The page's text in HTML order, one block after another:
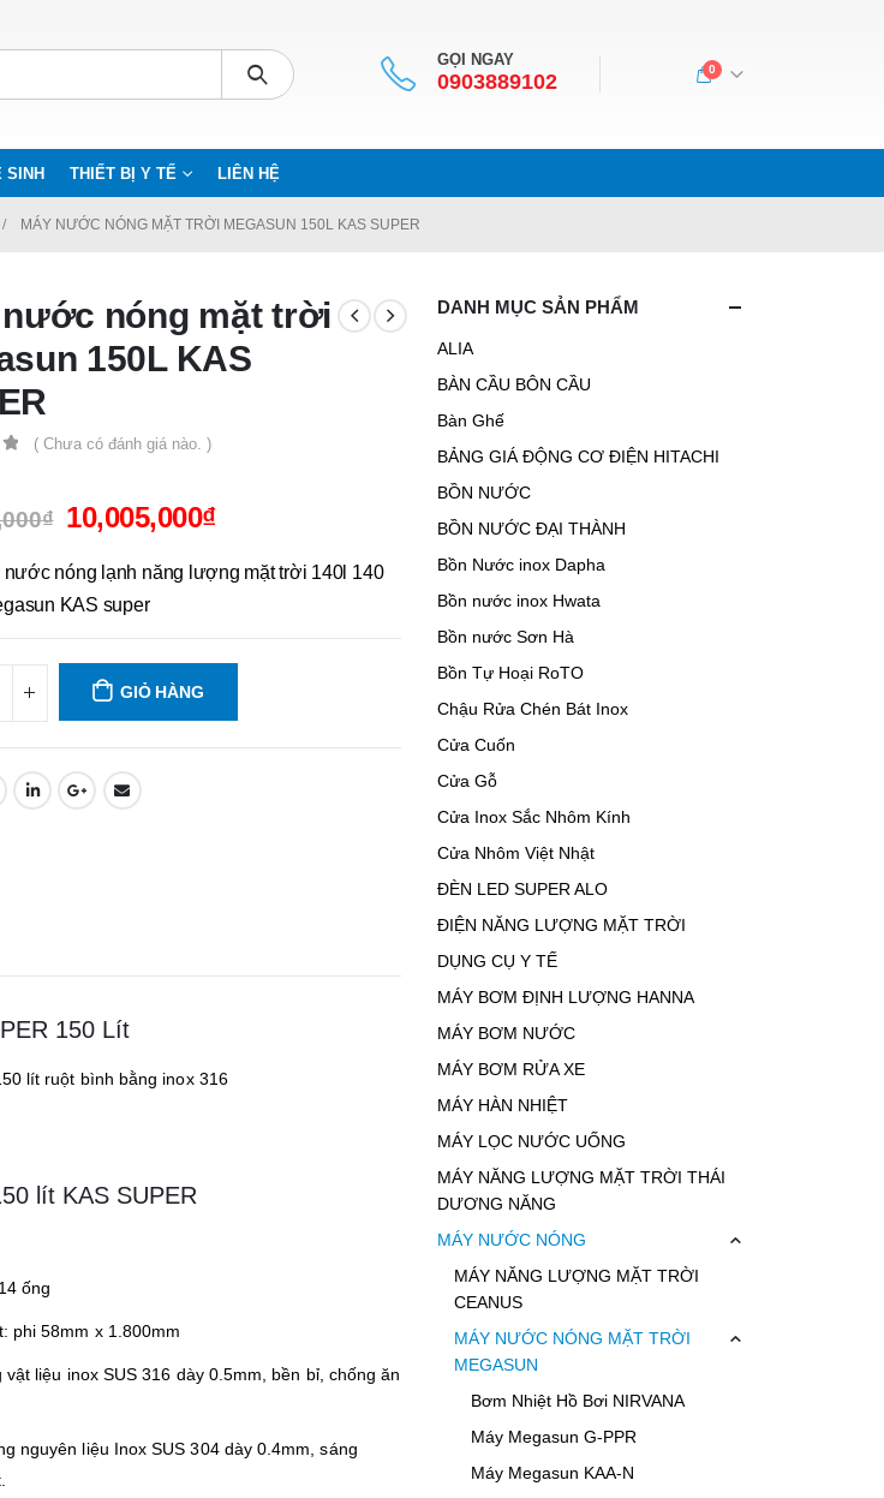
GỌI NGAY
0903889102
0
SINH THIẾT BỊ Y TẾ LIÊN HỆ
MÁY NƯỚC NÓNG MẶT TRỜI MEGASUN 150L KAS SUPER
nước nóng mặt trời
150L KAS
( Chưa có đánh giá nào. )
₫ 10,005,000₫
nước nóng lạnh năng lượng mặt trời 140l 140
KAS super
GIỎ HÀNG
150 Lít
lít ruột bình bằng inox 316
lít KAS SUPER
ống
phi 58mm x 1.800mm
liệu inox SUS 316 dày 0.5mm, bền bỉ, chống ăn
nguyên liệu Inox SUS 304 dày 0.4mm, sáng
DANH MỤC SẢN PHẨM
ALIA
BÀN CẦU BÔN CẦU
Bàn Ghế
BẢNG GIÁ ĐỘNG CƠ ĐIỆN HITACHI
BỒN NƯỚC
BỒN NƯỚC ĐẠI THÀNH
Bồn Nước inox Dapha
Bồn nước inox Hwata
Bồn nước Sơn Hà
Bồn Tự Hoại RoTO
Chậu Rửa Chén Bát Inox
Cửa Cuốn
Cửa Gỗ
Cửa Inox Sắc Nhôm Kính
Cửa Nhôm Việt Nhật
ĐÈN LED SUPER ALO
ĐIỆN NĂNG LƯỢNG MẶT TRỜI
DỤNG CỤ Y TẾ
MÁY BƠM ĐỊNH LƯỢNG HANNA
MÁY BƠM NƯỚC
MÁY BƠM RỬA XE
MÁY HÀN NHIỆT
MÁY LỌC NƯỚC UỐNG
MÁY NĂNG LƯỢNG MẶT TRỜI THÁI
DƯƠNG NĂNG
MÁY NƯỚC NÓNG
MÁY NĂNG LƯỢNG MẶT TRỜI
CEANUS
MÁY NƯỚC NÓNG MẶT TRỜI
MEGASUN
Bơm Nhiệt Hồ Bơi NIRVANA
Máy Megasun G-PPR
Máy Megasun KAA-N